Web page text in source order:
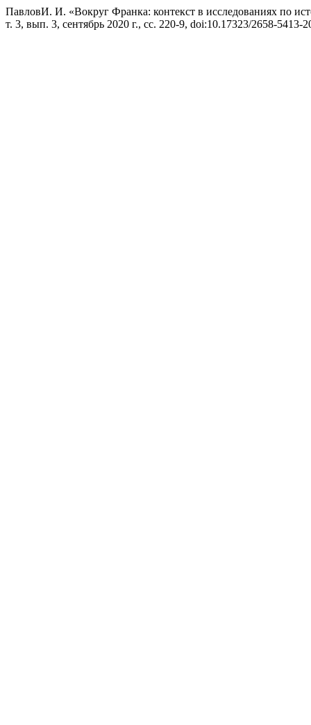
ПавловИ. И. «Вокруг Франка: контекст в исследованиях по
т. 3, вып. 3, сентябрь 2020 г., сс. 220-9, doi:10.17323/2658-5413-